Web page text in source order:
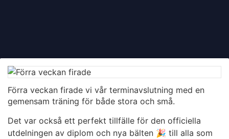
Förra veckan firade vi vår terminavslutning med en
gemensam träning för både stora och små.
Det var också ett perfekt tillfälle för den officiella
utdelningen av diplom och nya bälten 🎉 till alla som